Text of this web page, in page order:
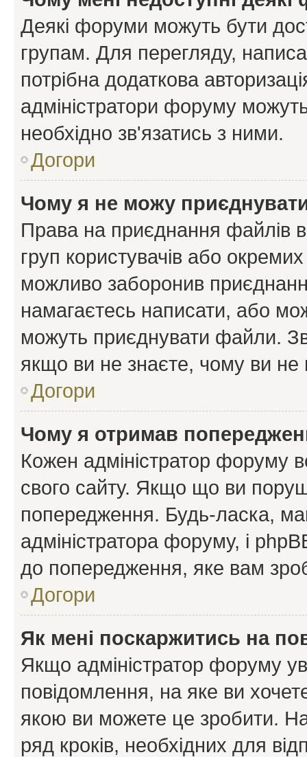
Деякі форуми можуть бути
групам. Для перегляду,
потрібна додаткова
адміністратори форуму
необхідно зв'язатись з ними.
Догори
Чому я не можу
Права на приєднання файлів
груп користувачів або
можливо заборонив
намагаєтесь написати, або
можуть приєднувати файли.
якщо ви не знаєте, чому ви
Догори
Чому я отримав
Кожен адміністратор форуму
свого сайту. Якщо що ви
попередження. Будь-ласка,
адміністратора форуму, і
до попередження, яке вам
Догори
Як мені поскаржитись на
Якщо адміністратор форуму
повідомлення, на яке ви
якою ви можете це зробити.
ряд кроків, необхідних для